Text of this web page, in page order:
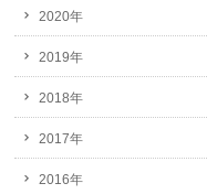
2020年
2019年
2018年
2017年
2016年